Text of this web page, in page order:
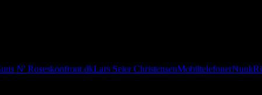
N' Roseskonfront.dkLars Seier ChristensenMobiltelefonerNuuk